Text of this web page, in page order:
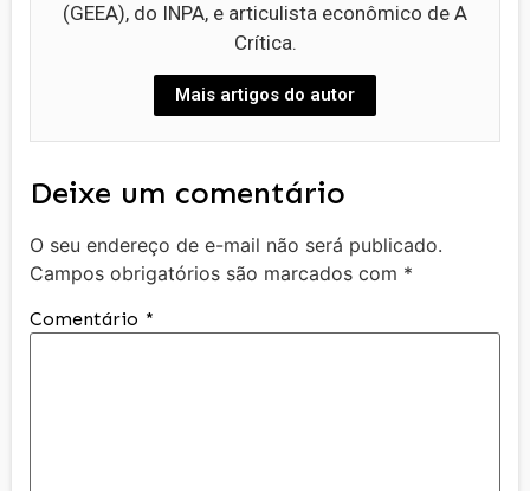
(GEEA), do INPA, e articulista econômico de A
Crítica.
Mais artigos do autor
Deixe um comentário
O seu endereço de e-mail não será publicado.
Campos obrigatórios são marcados com *
Comentário *